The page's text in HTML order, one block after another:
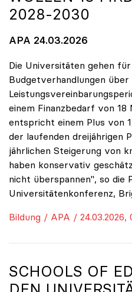
2028-2030
APA 24.03.2026
Die Universitäten gehen
Budgetverhandlungen über
einem Finanzbedarf von 18
entspricht einem Plus von
der laufenden dreijährigen
jährlichen Steigerung von
haben konservativ
nicht überspannen", so die
Universitätenkonferenz,
Bildung / APA / 24.03.2026,
SCHOOLS OF